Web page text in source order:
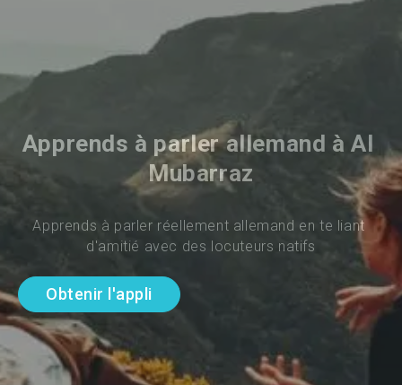
Apprends à parler allemand à Al
Mubarraz
Apprends à parler réellement allemand en te liant
d'amitié avec des locuteurs natifs
Obtenir l'appli